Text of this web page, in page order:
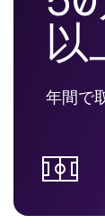
以
年間で